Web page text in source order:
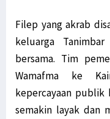
Filep yang akrab
keluarga
bersama. Tim
Wamafma ke
kepercayaan publik
semakin layak dan